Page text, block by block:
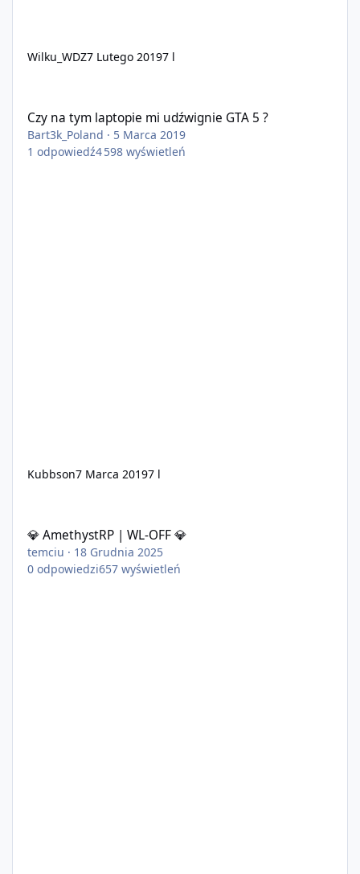
Wilku_WDZ7 Lutego 20197 l
Czy na tym laptopie mi udźwignie GTA 5 ?
Bart3k_Poland · 5 Marca 2019
1 odpowiedź4 598 wyświetleń
Kubbson7 Marca 20197 l
💎 AmethystRP | WL-OFF 💎
temciu · 18 Grudnia 2025
0 odpowiedzi657 wyświetleń